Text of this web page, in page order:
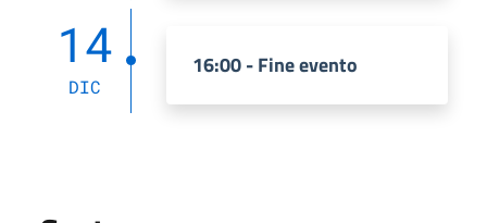
14
DIC
16:00 - Fine evento